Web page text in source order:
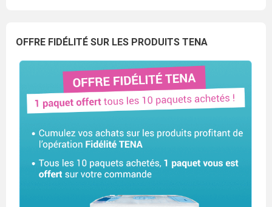
OFFRE FIDÉLITÉ SUR LES PRODUITS TENA